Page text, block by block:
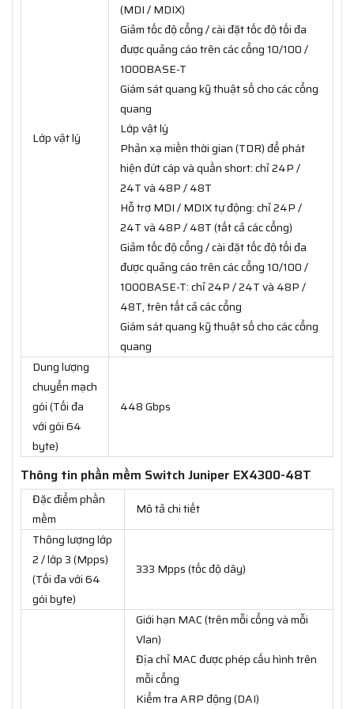
Lớp vật lý
(MDI / MDIX)
Giảm tốc độ cổng / cài đặt tốc độ tối đa
được quảng cáo trên các cổng 10/100 /
1000BASE-T
Giám sát quang kỹ thuật số cho các cổng
quang
Lớp vật lý
Phản xạ miền thời gian (TDR) để phát
hiện đứt cáp và quần short: chỉ 24P /
24T và 48P / 48T
Hỗ trợ MDI / MDIX tự động: chỉ 24P /
24T và 48P / 48T (tất cả các cổng)
Giảm tốc độ cổng / cài đặt tốc độ tối đa
được quảng cáo trên các cổng 10/100 /
1000BASE-T: chỉ 24P / 24T và 48P /
48T, trên tất cả các cổng
Giám sát quang kỹ thuật số cho các cổng
quang
Dung lượng
chuyển mạch
gói (Tối đa
với gói 64
byte)
448 Gbps
Thông tin phần mềm Switch Juniper EX4300-48T
Đặc điểm phần
mềm
Mô tả chi tiết
Thông lượng lớp
2 / lớp 3 (Mpps)
(Tối đa với 64
gói byte)
333 Mpps (tốc độ dây)
Giới hạn MAC (trên mỗi cổng và mỗi
Vlan)
Địa chỉ MAC được phép cấu hình trên
mỗi cổng
Kiểm tra ARP động (DAI)